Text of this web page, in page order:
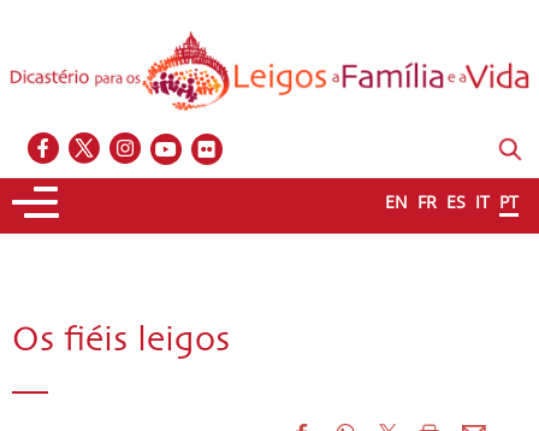
EN FR ES IT PT
Os fiéis leigos